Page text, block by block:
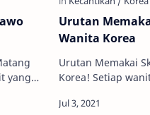
yang
Urutan
Wanita Korea
Urutan Memakai
Korea! Setiap wanita pasti ingin
setiap hari, seperti